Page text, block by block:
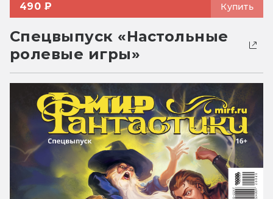
490 ₽ Купить
Спецвыпуск «Настольные
ролевые игры»